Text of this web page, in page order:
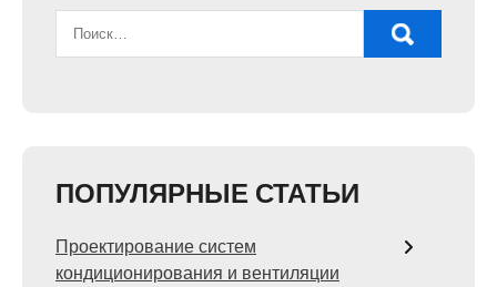
ПОПУЛЯРНЫЕ СТАТЬИ
Проектирование систем
кондиционирования и вентиляции